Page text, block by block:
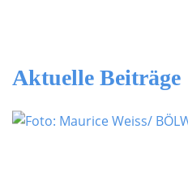
Aktuelle Beiträge